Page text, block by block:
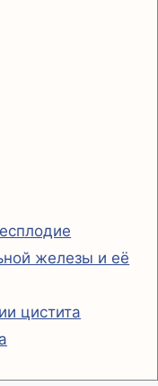
железы и её
цистита